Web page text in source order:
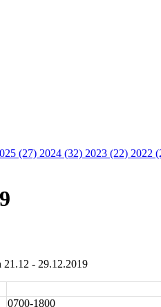
(27) 2024 (32) 2023 (22) 2022
21.12 - 29.12.2019
0700-1800